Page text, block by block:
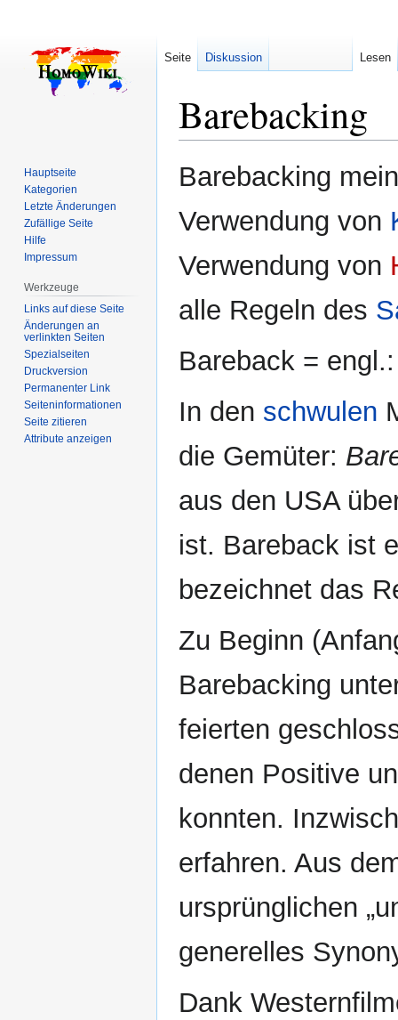
Barebacking
Zur
Navigation
Zur
Suche
Barebacking
Verwendung von
Verwendung von
alle Regeln des
Bareback =
In den schwulen
die Gemüter:
aus den USA
ist. Bareback ist
bezeichnet das
Zu Beginn
Barebacking
feierten
denen Positive
konnten.
erfahren. Aus
ursprünglichen
generelles
Dank
Seite Diskussion Lesen
Hauptseite
Kategorien
Letzte Änderungen
Zufällige Seite
Hilfe
Impressum
Werkzeuge
Links auf diese Seite
Änderungen an
verlinkten Seiten
Spezialseiten
Druckversion
Permanenter Link
Seiten­­informationen
Seite zitieren
Attribute anzeigen